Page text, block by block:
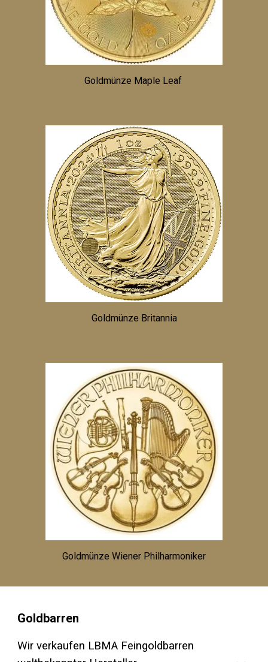
Goldmünze Maple Leaf
Goldmünze Britannia
Goldmünze Wiener Philharmoniker
Goldbarren
Wir verkaufen LBMA Feingoldbarren